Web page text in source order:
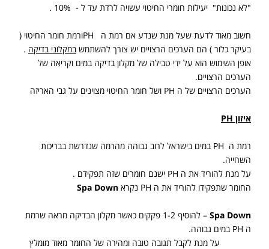
"לא נכונות" יעילות חומרי החיטוי עשויה לרדת עד ל - 10% .
חשוב מאוד לדעת שעל מנת שנדע אם רמת ה PHורמת חומר החיטוי (
בעיקר כלור ) הם הערכים הרצויים יש צורך להשתמש במקלוני בדיקה .
אופן השימוש הוא על ידי טבילה של מקלון בדיקה במים וקריאה של
הערכים הרצויים.
הערכים הרצויים של ה PH ושל חומר החיטוי מצוינים על גבי האריזה
איזון PH
רמת ה PH במים בישראל לרוב גבוהה מהרמה שנדרשת בבריכות
השחייה.
על מנת להוריד את ה PH ישנם חומרים שזה תפקידם .
החומר שתפקידו להוריד את ה PH נקרא Spa Down
Spa Down
– להוסיף 1-2 פקקים כאשר מקלון הבדיקה מראה שרמת
ה PH במים גבוהה.
על מנת לקבל תגובה טובה ומהירה של החומר מאוד מומלץ